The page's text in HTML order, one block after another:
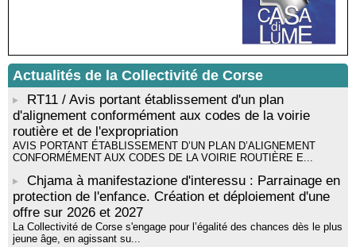
rythmique et corporelle - Mediateca territuriale di Santa Lucia di
! Événement reporté ! Cycle de conférences peinture animé
par Alexandre Dominati - Mediateca territuriale di Santa Lucia di
Tallà
Actualités de la Collectivité de Corse
RT11 / Avis portant établissement d'un plan
d'alignement conformément aux codes de la voirie
routière et de l'expropriation
AVIS PORTANT ÉTABLISSEMENT D’UN PLAN D’ALIGNEMENT
CONFORMÉMENT AUX CODES DE LA VOIRIE ROUTIÈRE E...
Chjama à manifestazione d'interessu : Parrainage en
protection de l'enfance. Création et déploiement d'une
offre sur 2026 et 2027
La Collectivité de Corse s'engage pour l’égalité des chances dès le plus
jeune âge, en agissant su...